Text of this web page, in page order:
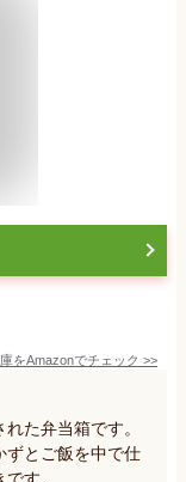
をAmazonでチェック >>
た弁当箱です。
ずとご飯を中で仕